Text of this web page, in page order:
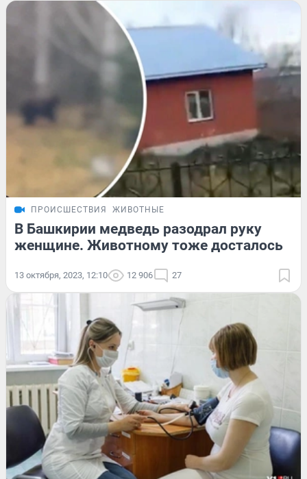
ПРОИСШЕСТВИЯ ЖИВОТНЫЕ
В Башкирии медведь разодрал руку
женщине. Животному тоже досталось
13 октября, 2023, 12:10 12 906 27